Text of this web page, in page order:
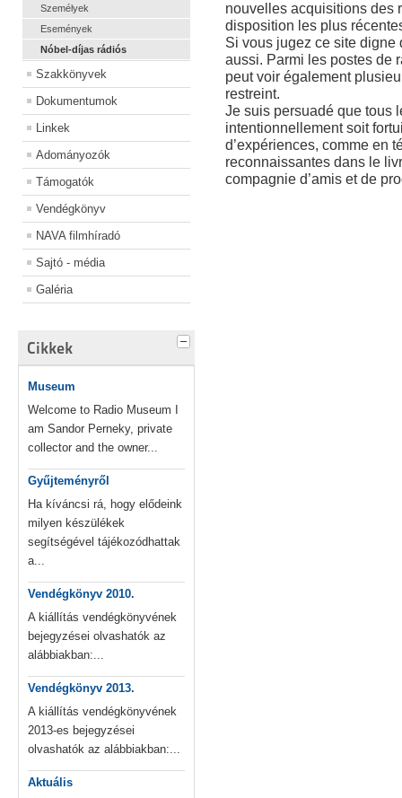
Személyek
Események
Nóbel-díjas rádiós
Szakkönyvek
Dokumentumok
Linkek
Adományozók
Támogatók
Vendégkönyv
NAVA filmhíradó
Sajtó - média
Galéria
Cikkek
Museum
Welcome to Radio Museum I
am Sandor Perneky, private
collector and the owner...
Gyűjteményről
Ha kíváncsi rá, hogy elődeink
milyen készülékek
segítségével tájékozódhattak
a...
Vendégkönyv 2010.
A kiállítás vendégkönyvének
bejegyzései olvashatók az
alábbiakban:...
Vendégkönyv 2013.
A kiállítás vendégkönyvének
2013-es bejegyzései
olvashatók az alábbiakban:...
Aktuális
nouvelles acquisitions des
disposition les plus
Si vous jugez ce site digne
aussi. Parmi les postes de
peut voir également
restreint.
Je suis persuadé que tous
intentionnellement soit
d’expériences, comme en
reconnaissantes dans le
compagnie d’amis et de